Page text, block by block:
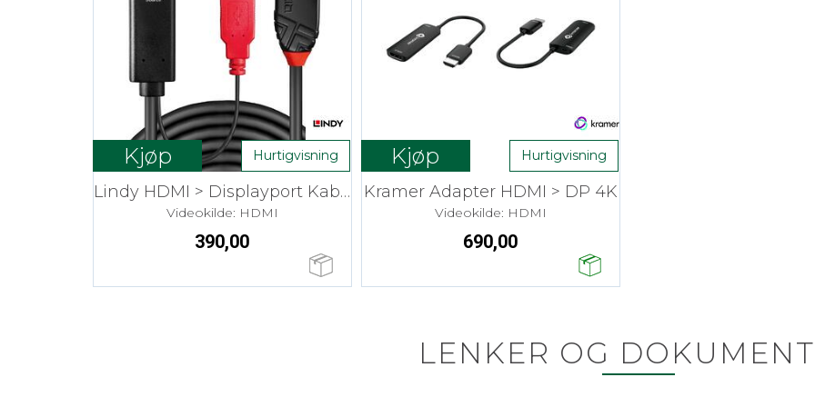
Kjøp Hurtigvisning
Lindy HDMI > Displayport Kabel - 1,0 m
Videokilde: HDMI
390,00
Kjøp Hurtigvisning
Kramer Adapter HDMI > DP 4K
Videokilde: HDMI
690,00
LENKER OG